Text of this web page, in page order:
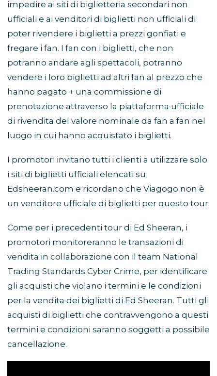
impedire ai siti di biglietteria secondari non
ufficiali e ai venditori di biglietti non ufficiali di
poter rivendere i biglietti a prezzi gonfiati e
fregare i fan. I fan con i biglietti, che non
potranno andare agli spettacoli, potranno
vendere i loro biglietti ad altri fan al prezzo che
hanno pagato + una commissione di
prenotazione attraverso la piattaforma ufficiale
di rivendita del valore nominale da fan a fan nel
luogo in cui hanno acquistato i biglietti.
I promotori invitano tutti i clienti a utilizzare solo
i siti di biglietti ufficiali elencati su
Edsheeran.com e ricordano che Viagogo non è
un venditore ufficiale di biglietti per questo tour.
Come per i precedenti tour di Ed Sheeran, i
promotori monitoreranno le transazioni di
vendita in collaborazione con il team National
Trading Standards Cyber ​​Crime, per identificare
gli acquisti che violano i termini e le condizioni
per la vendita dei biglietti di Ed Sheeran. Tutti gli
acquisti di biglietti che contravvengono a questi
termini e condizioni saranno soggetti a possibile
cancellazione.